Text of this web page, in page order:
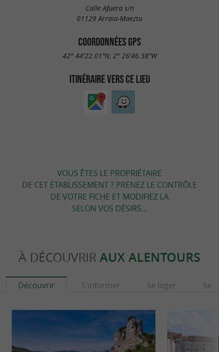
Calle Afuera s/n
01129 Arraia-Maeztu
COORDONNÉES GPS
42° 44'22.01"N, 2° 26'46.38"W
ITINÉRAIRE VERS CE LIEU
VOUS ÊTES LE PROPRIÉTAIRE
DE CET ÉTABLISSEMENT ? PRENEZ LE CONTRÔLE
DE VOTRE FICHE ET MODIFIEZ LA
SELON VOS DÉSIRS...
À DÉCOUVRIR AUX ALENTOURS
Découvrir S'informer Se loger Se